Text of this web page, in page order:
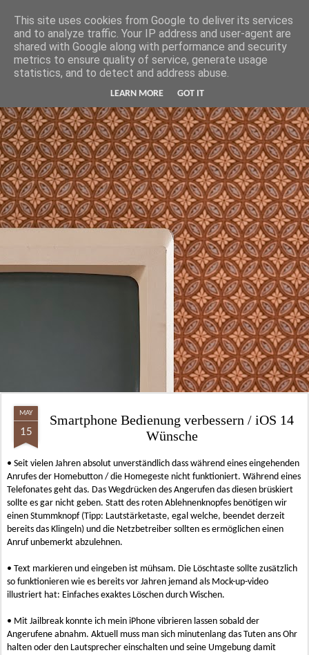
This site uses cookies from Google to deliver its services
and to analyze traffic. Your IP address and user-agent are
shared with Google along with performance and security
metrics to ensure quality of service, generate usage
statistics, and to detect and address abuse.
LEARN MORE GOT IT
Hunter Jerusalem Journal
MAY
15
Smartphone Bedienung verbessern / iOS 14
Wünsche
• Seit vielen Jahren absolut unverständlich dass während eines eingehenden
Anrufes der Homebutton / die Homegeste nicht funktioniert. Während eines
Telefonates geht das. Das Wegdrücken des Angerufen das diesen brüskiert
sollte es gar nicht geben. Statt des roten Ablehnenknopfes benötigen wir
einen Stummknopf (Tipp: Lautstärketaste, egal welche, beendet derzeit
bereits das Klingeln) und die Netzbetreiber sollten es ermöglichen einen
Anruf unbemerkt abzulehnen.
• Text markieren und eingeben ist mühsam. Die Löschtaste sollte zusätzlich
so funktionieren wie es bereits vor Jahren jemand als Mock-up-video
illustriert hat: Einfaches exaktes Löschen durch Wischen.
• Mit Jailbreak konnte ich mein iPhone vibrieren lassen sobald der
Angerufene abnahm. Aktuell muss man sich minutenlang das Tuten ans Ohr
halten oder den Lautsprecher einschalten und seine Umgebung damit